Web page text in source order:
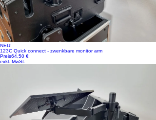
NEU!
123C Quick connect - zwenkbare monitor arm
Preis64,50 €
exkl. MwSt.